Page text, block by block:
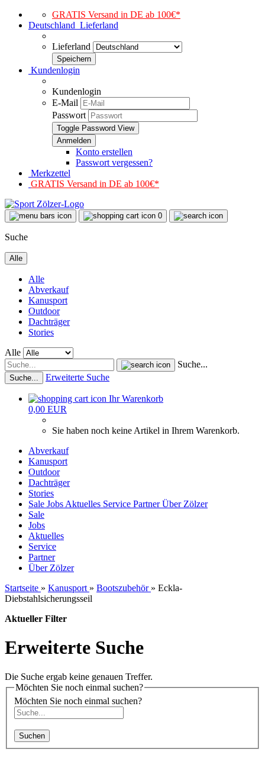
GRATIS Versand in DE ab 100€*
Deutschland Lieferland
Lieferland
Kundenlogin
Kundenlogin
E-Mail
Passwort
Toggle Password View
Konto erstellen
Passwort vergessen?
Merkzettel
GRATIS Versand in DE ab 100€*
0
Suche
Alle
Alle
Abverkauf
Kanusport
Outdoor
Dachträger
Stories
Alle
Suche...
Suche... Erweiterte Suche
Ihr Warenkorb
0,00 EUR
Sie haben noch keine Artikel in Ihrem Warenkorb.
Abverkauf
Kanusport
Outdoor
Dachträger
Stories
Sale Jobs Aktuelles Service PartnerÜber Zölzer
Sale
Jobs
Aktuelles
Service
Partner
Über Zölzer
Startseite » Kanusport » Bootszubehör » Eckla-
Diebstahlsicherungsseil
Aktueller Filter
Erweiterte Suche
Die Suche ergab keine genauen Treffer.
Möchten Sie noch einmal suchen?
Möchten Sie noch einmal suchen?
Suchen